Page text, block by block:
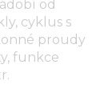
od
cyklus s
proudy
funkce